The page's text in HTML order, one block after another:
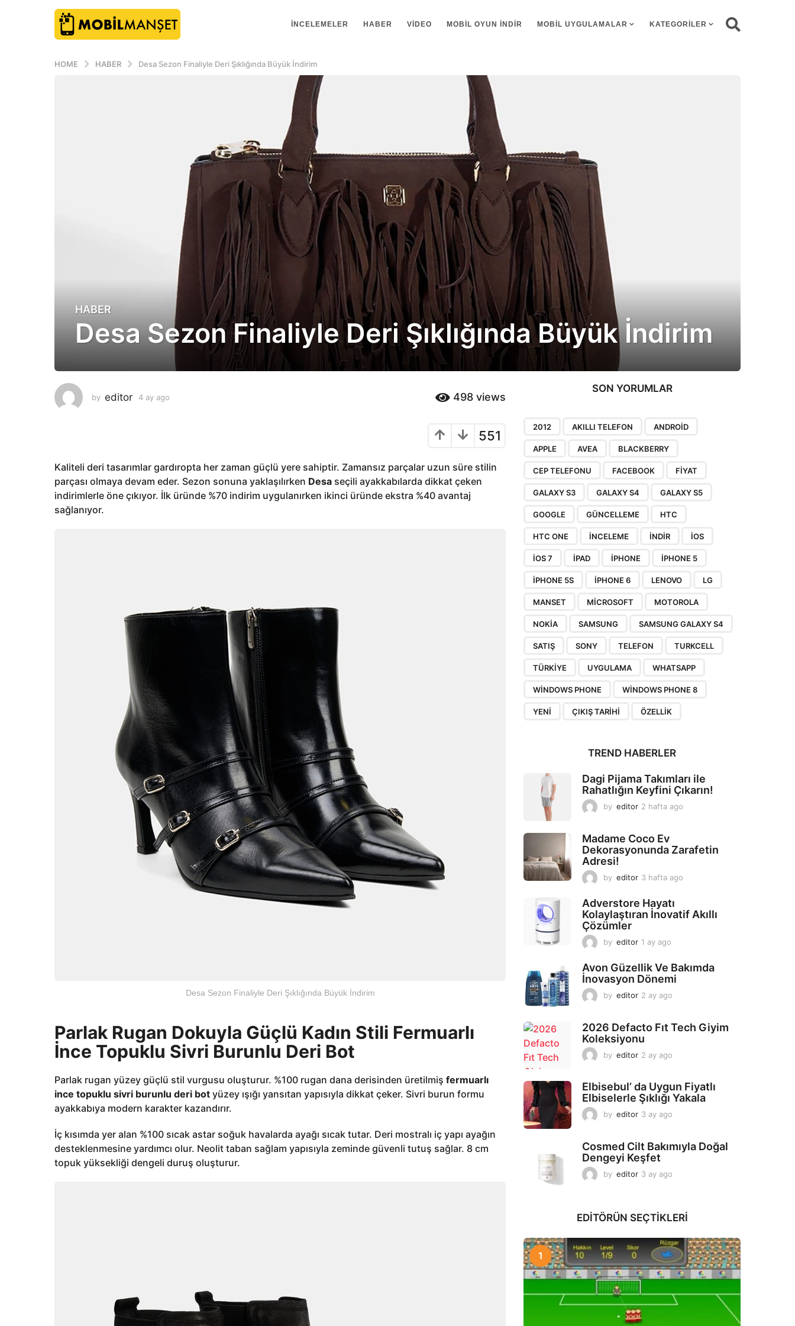
İNCELEMELER HABER VIDEO MOBIL OYUN INDIR MOBIL UYGULAMALAR KATEGORILER
HOME HABER Desa Sezon Finaliyle Deri Şıklığında Büyük İndirim
4
a
a
o
HABER
Desa Sezon Finaliyle Deri Şıklığında Büyük İndirim
by editor 4 ay ago 498 views
551
Kaliteli deri tasarımlar gardıropta her zaman güçlü yere sahiptir. Zamansız parçalar uzun süre stilin
parçası olmaya devam eder. Sezon sonuna yaklaşılırken Desa seçili ayakkabılarda dikkat çeken
indirimlerle öne çıkıyor. İlk üründe %70 indirim uygulanırken ikinci üründe ekstra %40 avantaj
sağlanıyor.
Desa Sezon Finaliyle Deri Şıklığında Büyük İndirim
Parlak Rugan Dokuyla Güçlü Kadın Stili Fermuarlı
İnce Topuklu Sivri Burunlu Deri Bot
Parlak rugan yüzey güçlü stil vurgusu oluşturur. %100 rugan dana derisinden üretilmiş fermuarlı
ince topuklu sivri burunlu deri bot yüzey ışığı yansıtan yapısıyla dikkat çeker. Sivri burun formu
ayakkabıya modern karakter kazandırır.
İç kısımda yer alan %100 sıcak astar soğuk havalarda ayağı sıcak tutar. Deri mostralı iç yapı ayağın
desteklenmesine yardımcı olur. Neolit taban sağlam yapısıyla zeminde güvenli tutuş sağlar. 8 cm
topuk yüksekliği dengeli duruş oluşturur.
SON YORUMLAR
2012 AKILLI TELEFON ANDROID
APPLE AVEA BLACKBERRY
CEP TELEFONU FACEBOOK FIYAT
GALAXY S3 GALAXY S4 GALAXY S5
GOOGLE GÜNCELLEME HTC
HTC ONE INCELEME INDIR IOS
IOS 7 IPAD IPHONE IPHONE 5
IPHONE 5S IPHONE 6 LENOVO LG
MANSET MICROSOFT MOTOROLA
NOKIA SAMSUNG SAMSUNG GALAXY S4
SATIŞ SONY TELEFON TURKCELL
TÜRKIYE UYGULAMA WHATSAPP
WINDOWS PHONE WINDOWS PHONE 8
YENI ÇIKIŞ TARIHI ÖZELLIK
TREND HABERLER
Dagi Pijama Takımları ile
Rahatlığın Keyfini Çıkarın!
by editor 2 hafta ago
g
Madame Coco Ev
Dekorasyonunda Zarafetin
Adresi!
by editor 3 hafta ago
a
Adverstore Hayatı
Kolaylaştıran İnovatif Akıllı
Çözümler
by editor 1 ay ago
y
a
o
Avon Güzellik Ve Bakımda
İnovasyon Dönemi
by editor 2 ay ago
2026 Defacto Fıt Tech Giyim
Koleksiyonu
by editor 2 ay ago
a
g
Elbisebul’ da Uygun Fiyatlı
Elbiselerle Şıklığı Yakala
by editor 3 ay ago
a
Cosmed Cilt Bakımıyla Doğal
Dengeyi Keşfet
by editor 3 ay ago
g
EDITÖRÜN SEÇTIKLERI
1